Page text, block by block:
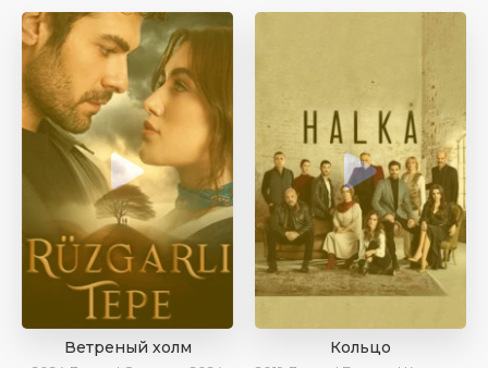
Ветреный холм Кольцо